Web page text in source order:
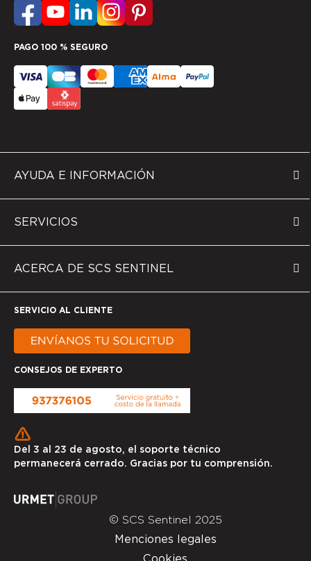
AYUDA E INFORMACIÓN
SERVICIOS
ACERCA DE SCS SENTINEL
SERVICIO AL CLIENTE
CONSEJOS DE EXPERTO
Del 3 al 23 de agosto, el soporte técnico
permanecerá cerrado. Gracias por tu comprensión.
PAGO 100 % SEGURO
© SCS Sentinel 2025
Menciones legales